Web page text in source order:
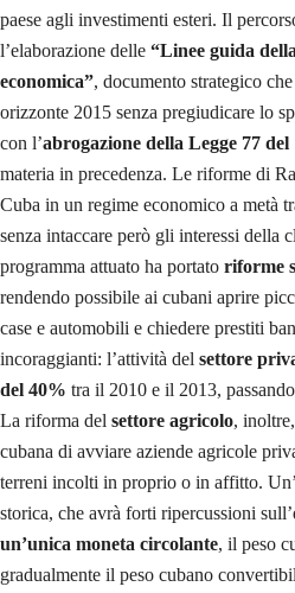
paese agli investimenti esteri. Il
l’elaborazione delle “Linee guida
economica”, documento strategico
orizzonte 2015 senza pregiudicare lo
con l’abrogazione della Legge 77 del
materia in precedenza. Le riforme di
Cuba in un regime economico a metà
senza intaccare però gli interessi della
programma attuato ha portato riforme
rendendo possibile ai cubani aprire
case e automobili e chiedere prestiti
incoraggianti: l’attività del settore
del 40% tra il 2010 e il 2013,
La riforma del settore agricolo,
cubana di avviare aziende agricole
terreni incolti in proprio o in affitto.
storica, che avrà forti ripercussioni
un’unica moneta circolante, il peso
gradualmente il peso cubano